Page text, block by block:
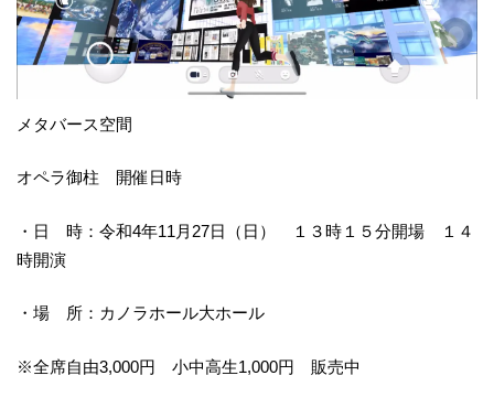
メタバース空間
オペラ御柱 開催日時
・日 時：令和4年11月27日（日） １３時１５分開場 １４
時開演
・場 所：カノラホール大ホール
※全席自由3,000円 小中高生1,000円 販売中